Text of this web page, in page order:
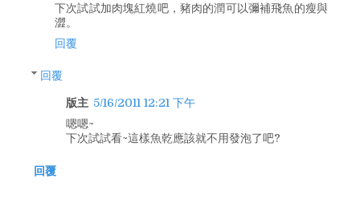
下次試試加肉塊紅燒吧，豬肉的潤可以彌補飛魚的瘦與
澀。
回覆
回覆
版主 5/16/2011 12:21 下午
嗯嗯~
下次試試看~這樣魚乾應該就不用發泡了吧?
回覆